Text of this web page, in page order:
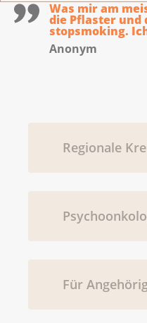
Was mir am
die Pflaster und
stopsmoking.
Anonym
Regionale
Für